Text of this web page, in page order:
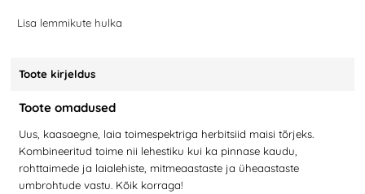
Lisa lemmikute hulka
Toote kirjeldus
Toote omadused
Uus, kaasaegne, laia toimespektriga herbitsiid maisi tõrjeks.
Kombineeritud toime nii lehestiku kui ka pinnase kaudu,
rohttaimede ja laialehiste, mitmeaastaste ja üheaastaste
umbrohtude vastu. Kõik korraga!